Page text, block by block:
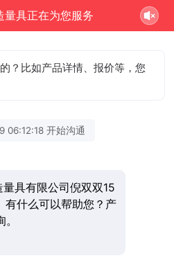
量具正在为您服务
？比如产品详情、报价等，您
06:12:18 开始沟通
具有限公司倪双双15
什么可以帮助您？产